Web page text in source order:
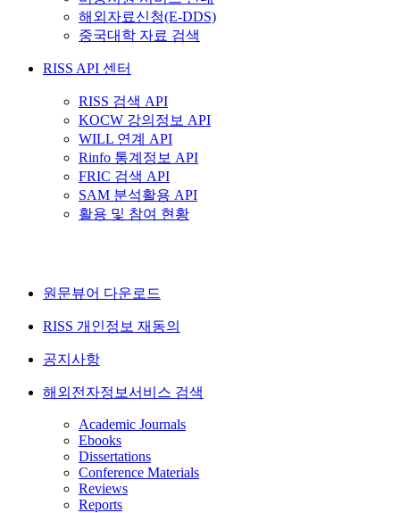
해외자료신청(E-DDS)
중국대학 자료 검색
RISS API 센터
RISS 검색 API
KOCW 강의정보 API
WILL 연계 API
Rinfo 통계정보 API
FRIC 검색 API
SAM 분석활용 API
활용 및 참여 현황
원문뷰어 다운로드
RISS 개인정보 재동의
공지사항
해외전자정보서비스 검색
Academic Journals
Ebooks
Dissertations
Conference Materials
Reviews
Reports